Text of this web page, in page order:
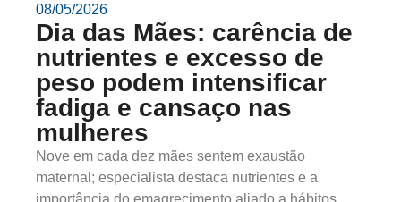
08/05/2026
Dia das Mães: carência de
nutrientes e excesso de
peso podem intensificar
fadiga e cansaço nas
mulheres
Nove em cada dez mães sentem exaustão
maternal; especialista destaca nutrientes e a
importância do emagrecimento aliado a hábitos